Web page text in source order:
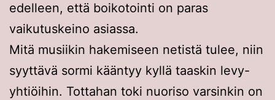
edelleen, että boikotointi on paras
vaikutuskeino asiassa.
Mitä musiikin hakemiseen netistä tulee, niin
syyttävä sormi kääntyy kyllä taaskin levy-
yhtiöihin. Tottahan toki nuoriso varsinkin on